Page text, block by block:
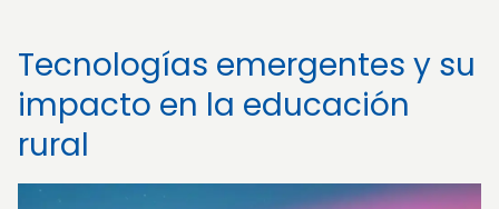
Tecnologías emergentes y su
impacto en la educación
rural